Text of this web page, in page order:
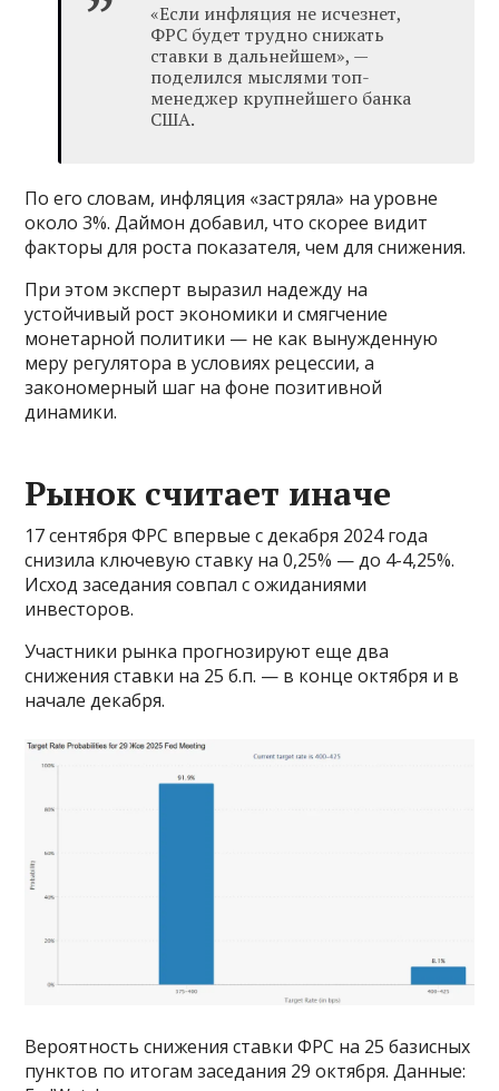
«Если инфляция не исчезнет,
ФРС будет трудно снижать
ставки в дальнейшем», —
поделился мыслями топ-
менеджер крупнейшего банка
США.
По его словам, инфляция «застряла» на уровне
около 3%. Даймон добавил, что скорее видит
факторы для роста показателя, чем для снижения.
При этом эксперт выразил надежду на
устойчивый рост экономики и смягчение
монетарной политики — не как вынужденную
меру регулятора в условиях рецессии, а
закономерный шаг на фоне позитивной
динамики.
Рынок считает иначе
17 сентября ФРС впервые с декабря 2024 года
снизила ключевую ставку на 0,25% — до 4-4,25%.
Исход заседания совпал с ожиданиями
инвесторов.
Участники рынка прогнозируют еще два
снижения ставки на 25 б.п. — в конце октября и в
начале декабря.
Вероятность снижения ставки ФРС на 25 базисных
пунктов по итогам заседания 29 октября. Данные: